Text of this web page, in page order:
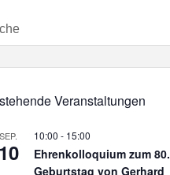
Veranstaltungen
SEP.
10
10:00 - 15:00
Ehrenkolloquium zum 80.
Geburtstag von Gerhard